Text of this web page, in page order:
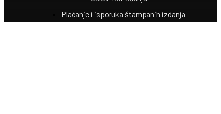
Plaćanje i isporuka štampanih izdanja